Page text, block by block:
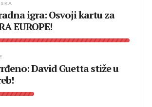
igra: Osvoji kartu za
EUROPE!
David Guetta stiže u